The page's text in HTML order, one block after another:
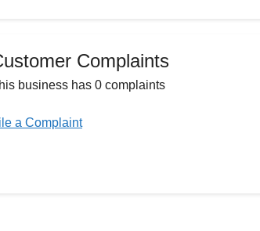
Complaints
business has 0 complaints
a Complaint